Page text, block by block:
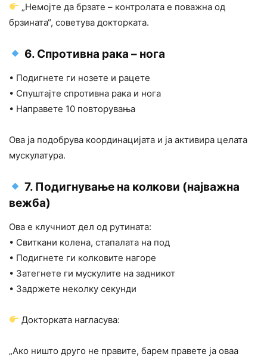
„Немојте да брзате – контролата е поважна од
брзината“, советува докторката.
6. Спротивна рака – нога
• Подигнете ги нозете и рацете
• Спуштајте спротивна рака и нога
• Направете 10 повторувања
Ова ја подобрува координацијата и ја активира целата
мускулатура.
7. Подигнување на колкови (најважна
вежба)
Ова е клучниот дел од рутината:
• Свиткани колена, стапалата на под
• Подигнете ги колковите нагоре
• Затегнете ги мускулите на задникот
• Задржете неколку секунди
Докторката нагласува:
„Ако ништо друго не правите, барем правете ја оваа